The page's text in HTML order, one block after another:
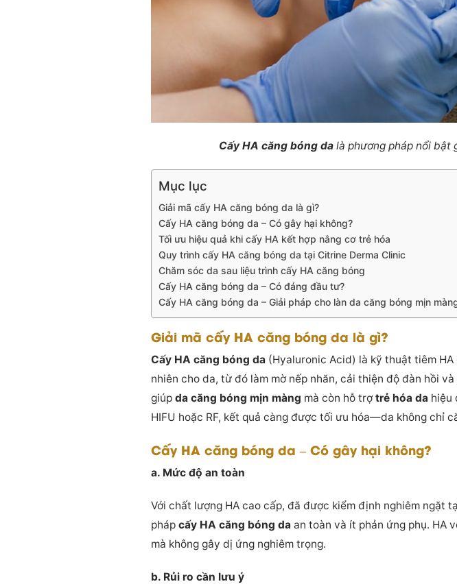
Cấy HA căng bóng dalà phương pháp nổi bật
Mục lục
Giải mã cấy HA căng bóng da là gì?
Cấy HA căng bóng da – Có gây hại không?
Tối ưu hiệu quả khi cấy HA kết hợp nâng cơ trẻ hóa
Quy trình cấy HA căng bóng da tại Citrine Derma Clinic
Chăm sóc da sau liệu trình cấy HA căng bóng
Cấy HA căng bóng da – Có đáng đầu tư?
Cấy HA căng bóng da – Giải pháp cho làn da căng bóng mịn
Giải mã cấy HA căng bóng da là gì?
Cấy HA căng bóng da (Hyaluronic Acid) là kỹ thuật tiêm
nhiên cho da, từ đó làm mờ nếp nhăn, cải thiện độ đàn hồi
giúpda căng bóng mịn màng mà còn hỗ trợtrẻ hóa da hiệu
HIFU hoặc RF, kết quả càng được tối ưu hóa—da không chỉ
Cấy HA căng bóng da – Có gây hại không?
a. Mức độ an toàn
Với chất lượng HA cao cấp, đã được kiểm định nghiêm ngặt
phápcấy HA căng bóng da an toàn và ít phản ứng phụ. HA
mà không gây dị ứng nghiêm trọng.
b. Rủi ro cần lưu ý